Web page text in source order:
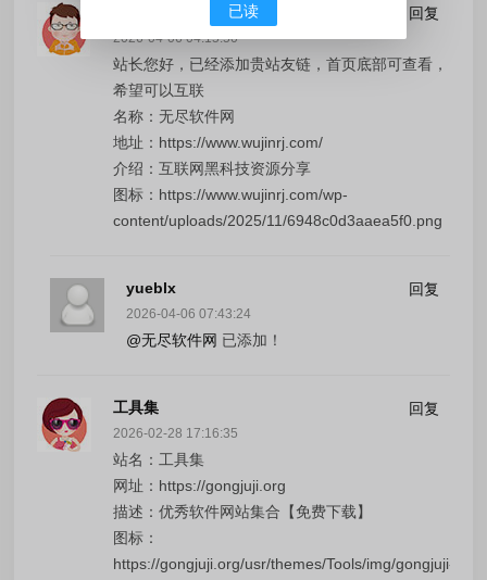
回复
2026-04-06 04:15:50
站长您好，已经添加贵站友链，首页底部可查看，
希望可以互联
名称：无尽软件网
地址：https://www.wujinrj.com/
介绍：互联网黑科技资源分享
图标：https://www.wujinrj.com/wp-
content/uploads/2025/11/6948c0d3aaea5f0.png
yueblx 回复
2026-04-06 07:43:24
@无尽软件网 已添加！
工具集 回复
2026-02-28 17:16:35
站名：工具集
网址：https://gongjuji.org
描述：优秀软件网站集合【免费下载】
图标：
https://gongjuji.org/usr/themes/Tools/img/gongjuji-
已读